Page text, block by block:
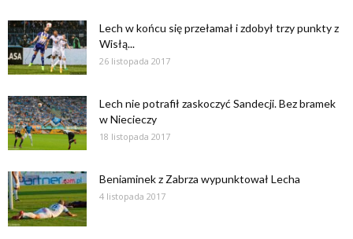
Lech w końcu się przełamał i zdobył trzy punkty z
Wisłą...
26 listopada 2017
Lech nie potrafił zaskoczyć Sandecji. Bez bramek
w Niecieczy
18 listopada 2017
Beniaminek z Zabrza wypunktował Lecha
4 listopada 2017